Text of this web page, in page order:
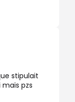
stipulait
mais pzs